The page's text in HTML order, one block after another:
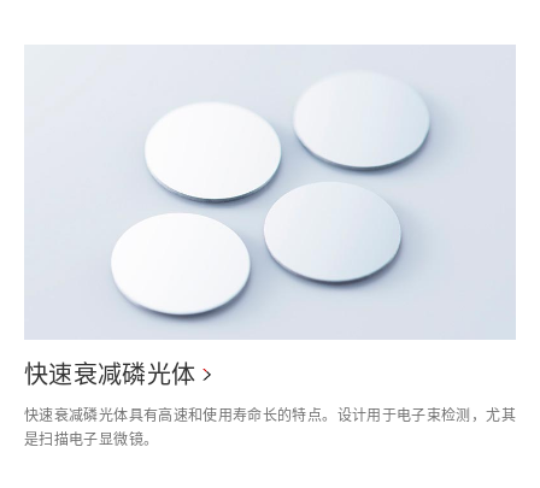
快速衰减磷光体
快速衰减磷光体具有高速和使用寿命长的特点。设计用于电子束检测，尤其
是扫描电子显微镜。